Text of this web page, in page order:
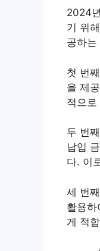
2024
기 위
공하는
첫 번
을 제
적으
두 번
납입
다. 이
세 번
활용
게 적